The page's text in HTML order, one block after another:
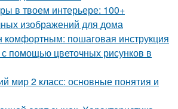
в твоем интерьере: 100+
изображений для дома
комфортным: пошаговая инструкция
помощью цветочных рисунков в
мир 2 класс: основные понятия и